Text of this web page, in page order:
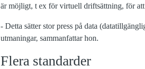
är möjligt, t ex för virtuell driftsättning, för
- Detta sätter stor press på data
utmaningar, sammanfattar hon.
Flera standarder